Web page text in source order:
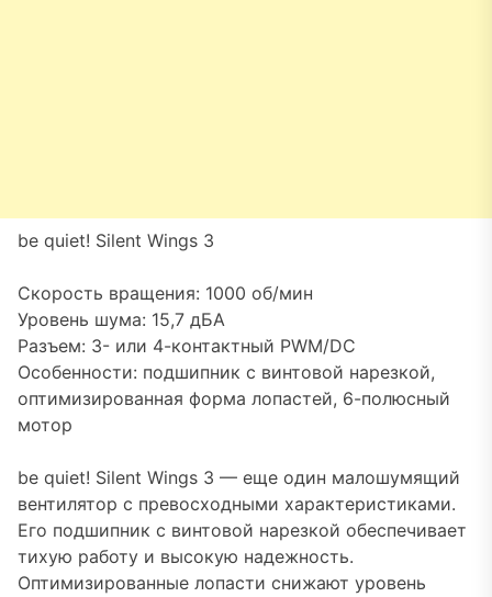
be quiet! Silent Wings 3
Скорость вращения: 1000 об/мин
Уровень шума: 15,7 дБА
Разъем: 3- или 4-контактный PWM/DC
Особенности: подшипник с винтовой нарезкой,
оптимизированная форма лопастей, 6-полюсный
мотор
be quiet! Silent Wings 3 — еще один малошумящий
вентилятор с превосходными характеристиками.
Его подшипник с винтовой нарезкой обеспечивает
тихую работу и высокую надежность.
Оптимизированные лопасти снижают уровень